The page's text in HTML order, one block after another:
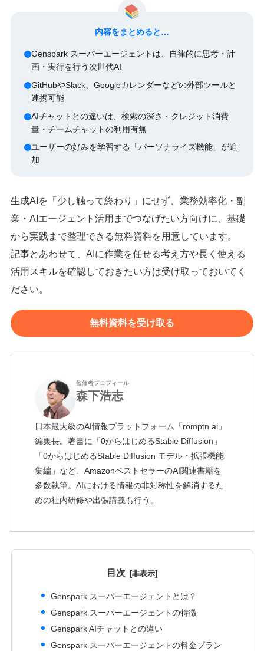
内容をまとめると…
Genspark スーパーエージェントは、自律的に思考・計
画・実行を行う次世代AI
GitHubやSlack、Googleカレンダーなどの外部ツールと
連携可能
AIチャットとの違いは、検索の深さ・クレジット消費
量・チームチャットの利用有無
ユーザーの好みを学習する「パーソナライズ機能」が追
加
生成AIを「少し触って終わり」にせず、業務効率化・副
業・AIエージェント活用までつなげたい方向けに、基礎
から実践まで整理できる無料資料を用意しています。
記事とあわせて、AIに作業を任せる考え方や長く使える
活用スキルを確認しておきたい方は受け取っておいてく
ださい。
無料資料を受け取る
監修者プロフィール
森下浩志
日本最大級のAI情報プラットフォーム「romptn ai」
編集長。著書に「0からはじめるStable Diffusion」
「0からはじめるStable Diffusion モデル・拡張機能
集編」など、AmazonベストセラーのAI関連書籍を
多数執筆。AIにおける情報の非対称性を解消するた
めの社内研修や出張講義も行う。
目次
Genspark スーパーエージェントとは？
Genspark スーパーエージェントの特徴
Genspark AIチャットとの違い
Genspark スーパーエージェントの料金プラン